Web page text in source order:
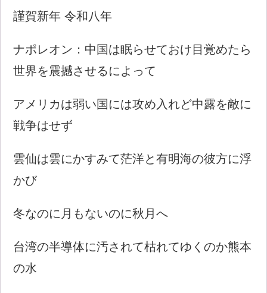
謹賀新年 令和八年
ナポレオン：中国は眠らせておけ目覚めたら
世界を震撼させるによって
アメリカは弱い国には攻め入れど中露を敵に
戦争はせず
雲仙は雲にかすみて茫洋と有明海の彼方に浮
かび
冬なのに月もないのに秋月へ
台湾の半導体に汚されて枯れてゆくのか熊本
の水